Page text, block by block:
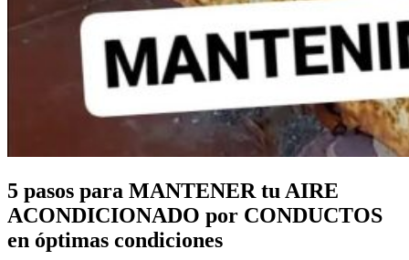
5 pasos para MANTENER tu AIRE
ACONDICIONADO por CONDUCTOS
en óptimas condiciones